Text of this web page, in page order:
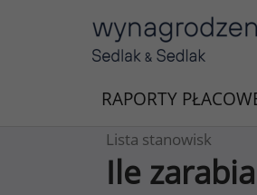
RAPORTY
Lista stanowisk
Ile